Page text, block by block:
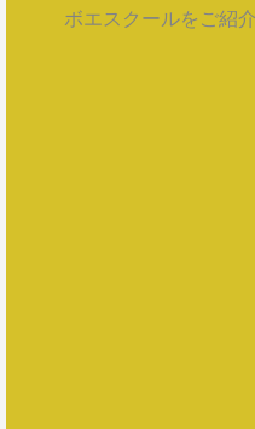
ボエスクールをご紹介